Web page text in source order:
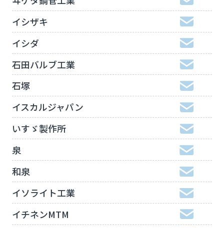
イシザキ
イシダ
石田バルブ工業
石塚
イスカルジャパン
いすゞ製作所
泉
和泉
イソライト工業
イチネンMTM